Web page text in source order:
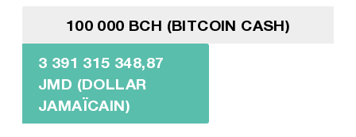
100 000 BCH (BITCOIN CASH)
3 391 315 348,87
JMD (DOLLAR
JAMAÏCAIN)